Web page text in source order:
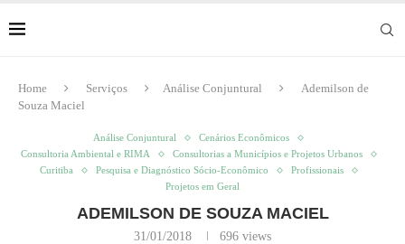
Home Serviços Análise Conjuntural
Ademilson de
Souza Maciel
Análise Conjuntural
Cenários Econômicos
Consultoria Ambiental e RIMA
Consultorias a Municípios e Projetos Urbanos
Curitiba
Pesquisa e Diagnóstico Sócio-Econômico
Profissionais
Projetos em Geral
ADEMILSON DE SOUZA MACIEL
31/01/2018 696 views